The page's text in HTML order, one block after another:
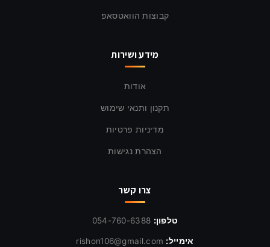
קבוצות הוואטסאפ
מידע ושירות
אודות
תקנון ותנאי שימוש
מדיניות פרטיות
הצהרת נגישות
צרו קשר
טלפון: 054-760-6388
אימייל: rishon106@gmail.com